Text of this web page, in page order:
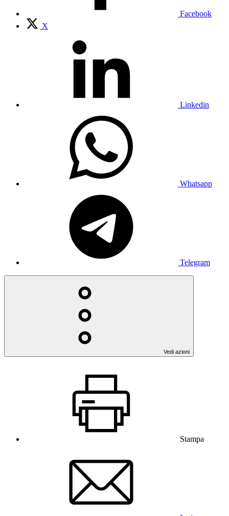
Facebook
X
Linkedin
Whatsapp
Telegram
Vedi azioni
Stampa